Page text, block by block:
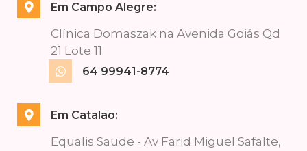
Em Campo Alegre:
Clínica Domaszak na Avenida Goiás Qd
21 Lote 11.
64 99941-8774
Em Catalão:
Equalis Saude - Av Farid Miguel Safalte,